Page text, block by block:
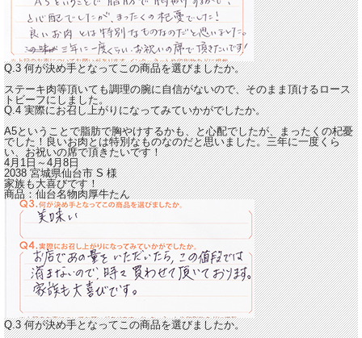
Q.3 何が決め手となってこの商品を選びましたか。
ステーキ肉等頂いても調理の腕に自信がないので、そのまま頂けるロース
トビーフにしました。
Q.4 実際にお召し上がりになってみていかがでしたか。
A5ということで脂肪で胸やけするかも、と心配でしたが、まったくの杞憂
でした！良いお肉とは特別なものなのだと思いました。三年に一度くら
い、お祝いの席で頂きたいです！
4月1日～4月8日
2038 宮城県仙台市S様
家族も大喜びです！
商品：仙台名物肉厚牛たん
Q.3 何が決め手となってこの商品を選びましたか。